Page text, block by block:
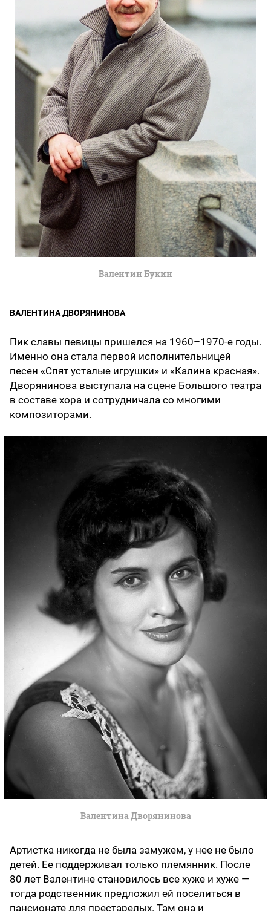
Валентин Букин
ВАЛЕНТИНА ДВОРЯНИНОВА
Пик славы певицы пришелся на 1960–1970-е годы.
Именно она стала первой исполнительницей
песен «Спят усталые игрушки» и «Калина красная».
Дворянинова выступала на сцене Большого театра
в составе хора и сотрудничала со многими
композиторами.
Валентина Дворянинова
Артистка никогда не была замужем, у нее не было
детей. Ее поддерживал только племянник. После
80 лет Валентине становилось все хуже и хуже —
тогда родственник предложил ей поселиться в
пансионате для престарелых. Там она и